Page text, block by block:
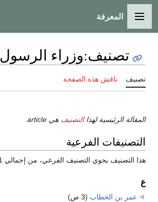
القائمة الرئيسية
المعرفة
تصنيف:وزراء الرسول
تصنيف ناقش هذه الصفحة
المقالة الرئيسية لهذاالتصنيف هي article.
التصنيفات الفرعية
هذا التصنيف يحوي التصنيف الفرعي، من إجمالي 1.
ع
عمر بن الخطاب (3 ص)